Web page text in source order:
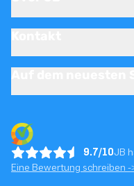
9.7/10JB
Eine Bewertung schreiben -